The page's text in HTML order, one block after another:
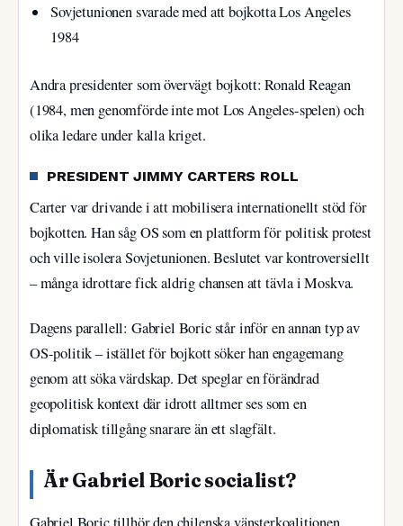
Sovjetunionen svarade med att bojkotta Los Angeles
1984
Andra presidenter som övervägt bojkott: Ronald Reagan
(1984, men genomförde inte mot Los Angeles-spelen) och
olika ledare under kalla kriget.
PRESIDENT JIMMY CARTERS ROLL
Carter var drivande i att mobilisera internationellt stöd för
bojkotten. Han såg OS som en plattform för politisk protest
och ville isolera Sovjetunionen. Beslutet var kontroversiellt
– många idrottare fick aldrig chansen att tävla i Moskva.
Dagens parallell: Gabriel Boric står inför en annan typ av
OS-politik – istället för bojkott söker han engagemang
genom att söka värdskap. Det speglar en förändrad
geopolitisk kontext där idrott alltmer ses som en
diplomatisk tillgång snarare än ett slagfält.
Är Gabriel Boric socialist?